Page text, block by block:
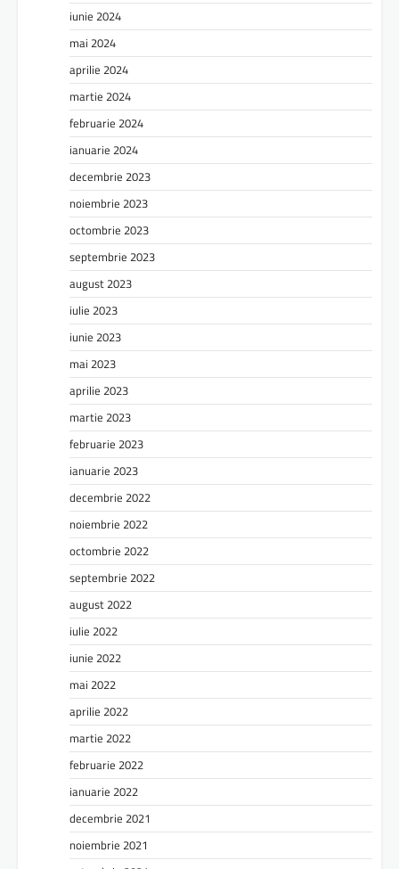
iunie 2024
mai 2024
aprilie 2024
martie 2024
februarie 2024
ianuarie 2024
decembrie 2023
noiembrie 2023
octombrie 2023
septembrie 2023
august 2023
iulie 2023
iunie 2023
mai 2023
aprilie 2023
martie 2023
februarie 2023
ianuarie 2023
decembrie 2022
noiembrie 2022
octombrie 2022
septembrie 2022
august 2022
iulie 2022
iunie 2022
mai 2022
aprilie 2022
martie 2022
februarie 2022
ianuarie 2022
decembrie 2021
noiembrie 2021